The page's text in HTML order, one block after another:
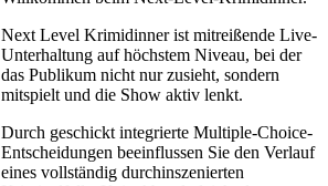
Next Level Krimidinner ist mitreißende Live-
Unterhaltung auf höchstem Niveau, bei der
das Publikum nicht nur zusieht, sondern
mitspielt und die Show aktiv lenkt.
Durch geschickt integrierte Multiple-Choice-
Entscheidungen beeinflussen Sie den Verlauf
eines vollständig durchinszenierten